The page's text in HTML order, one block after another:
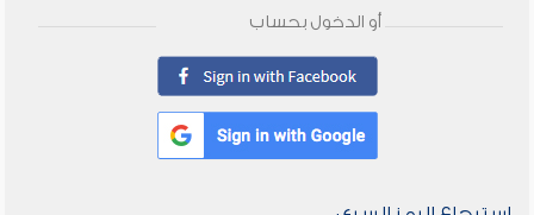
أو الدخول بحساب